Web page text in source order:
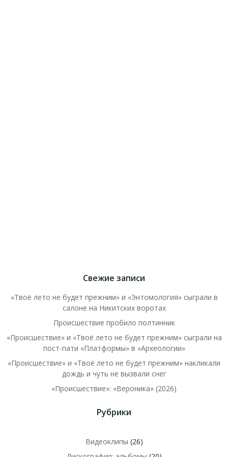
Свежие записи
«Твоё лето не будет прежним» и «Энтомология» сыграли в
салоне на Никитских воротах
Происшествие пробило полтинник
«Происшествие» и «Твоё лето не будет прежним» сыграли на
пост-пати «Платформы» в «Археологии»
«Происшествие» и «Твоё лето не будет прежним» накликали
дождь и чуть не вызвали снег
«Происшествие»: «Вероника» (2026)
Рубрики
Видеоклипы (26)